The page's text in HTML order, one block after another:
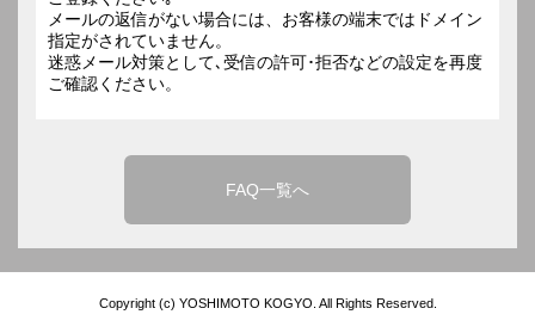
メールの返信がない場合には、お客様の端末ではドメイン
指定がされていません。
迷惑メール対策として､受信の許可･拒否などの設定を再度
ご確認ください。
FAQ一覧へ
Copyright (c) YOSHIMOTO KOGYO. All Rights Reserved.